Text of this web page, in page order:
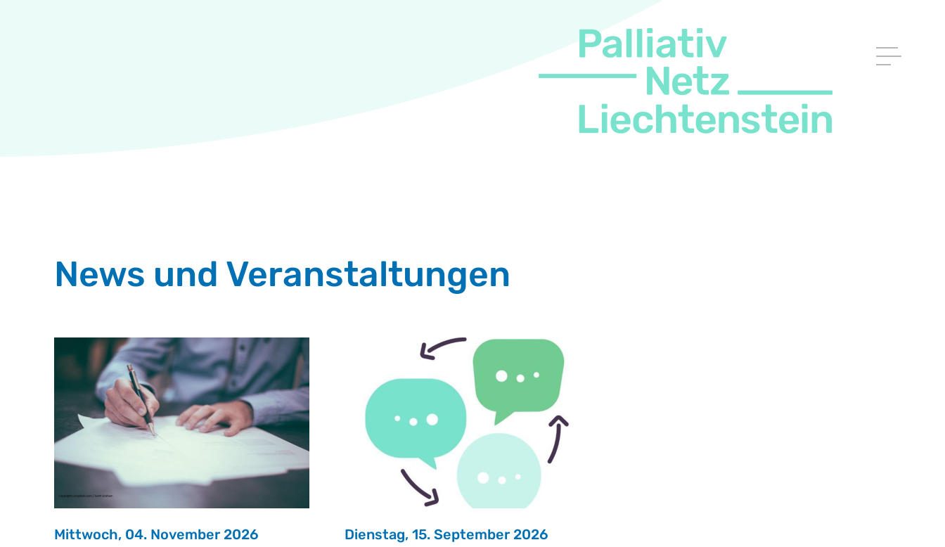
News und Veranstaltungen
Mittwoch, 04. November 2026 Dienstag, 15. September 2026